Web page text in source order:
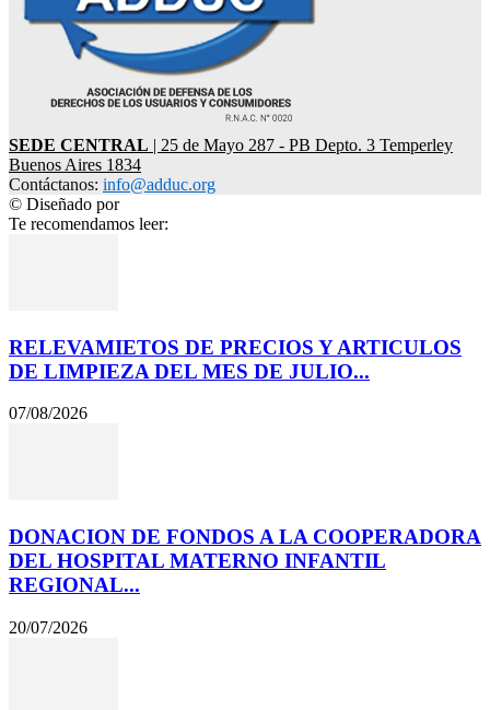
SEDE CENTRAL | 25 de Mayo 287 - PB Depto. 3 Temperley
Buenos Aires 1834
Contáctanos: info@adduc.org
© Diseñado por
Te recomendamos leer:
RELEVAMIETOS DE PRECIOS Y ARTICULOS
DE LIMPIEZA DEL MES DE JULIO...
07/08/2026
DONACION DE FONDOS A LA COOPERADORA
DEL HOSPITAL MATERNO INFANTIL
REGIONAL...
20/07/2026